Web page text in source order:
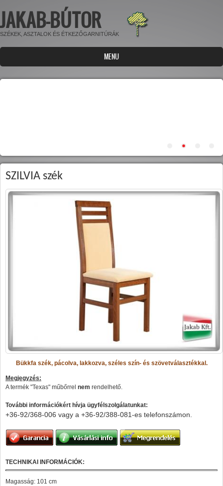
Ugrás a tartalomra
JAKAB-BÚTOR
SZÉKEK, ASZTALOK ÉS ÉTKEZŐGARNITÚRÁK
MENU
SZILVIA szék
Bükkfa szék, pácolva, lakkozva, széles szín- és szövetválasztékkal.
Megjegyzés:
A termék "Texas" műbőrrel nem rendelhető.
További információkért hívja ügyfélszolgálatunkat:
+36-92/368-006 vagy a +36-92/388-081-es telefonszámon.
TECHNIKAI INFORMÁCIÓK:
Magasság: 101 cm